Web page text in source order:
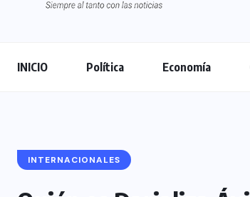
INICIO Política Economía
INTERNACIONALES